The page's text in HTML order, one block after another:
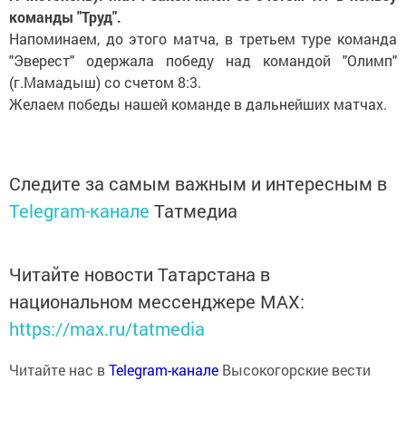
команды "Труд".
Напоминаем, до этого матча, в третьем туре команда
"Эверест" одержала победу над командой "Олимп"
(г.Мамадыш) со счетом 8:3.
Желаем победы нашей команде в дальнейших матчах.
Следите за самым важным и интересным в
Telegram-канале Татмедиа
Читайте новости Татарстана в
национальном мессенджере MАХ:
https://max.ru/tatmedia
Читайте нас вTelegram-канале Высокогорские вести